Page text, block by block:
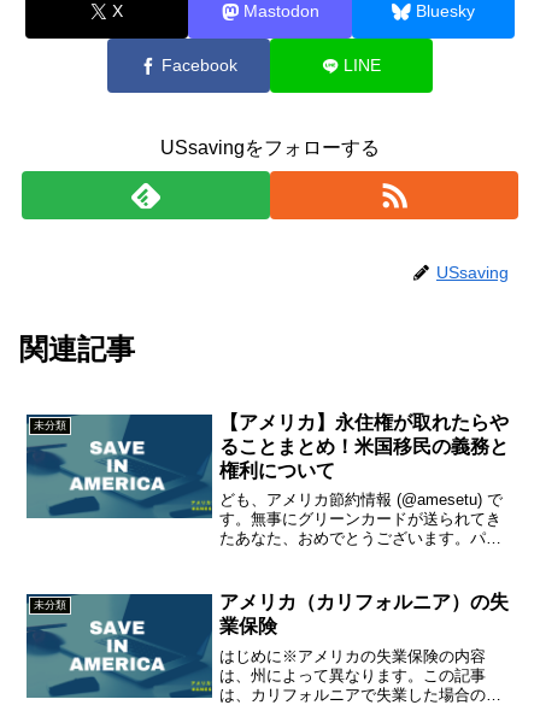
X Mastodon Bluesky
Facebook LINE
USsavingをフォローする
USsaving
関連記事
未分類
【アメリカ】永住権が取れたらや
ることまとめ！米国移民の義務と
権利について
ども、アメリカ節約情報 (@amesetu) で
す。無事にグリーンカードが送られてき
たあなた、おめでとうございます。パチ
をまとめました。IRSに確定申告をするセ
レクティ...
未分類
アメリカ（カリフォルニア）の失
業保険
はじめに※アメリカの失業保険の内容
は、州によって異なります。この記事
は、カリフォルニアで失業した場合の情